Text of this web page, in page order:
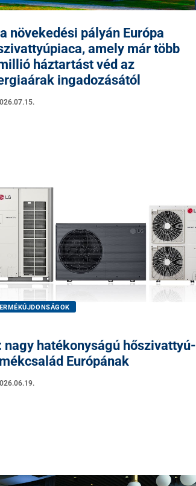
növekedési pályán Európa
amely már több
háztartást véd az
ingadozásától
nagy hatékonyságú hőszivattyú-
Európának